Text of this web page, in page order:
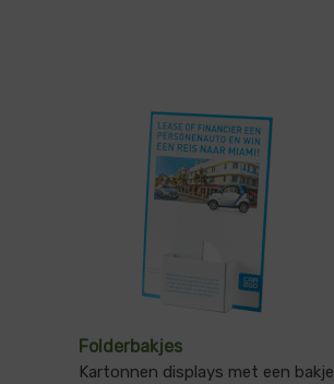
Folderbakjes
Kartonnen displays met een bakje